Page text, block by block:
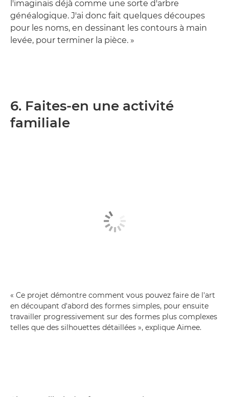
l'imaginais déjà comme une sorte d'arbre
généalogique. J'ai donc fait quelques découpes
pour les noms, en dessinant les contours à main
levée, pour terminer la pièce. »
6. Faites-en une activité
familiale
« Ce projet démontre comment vous pouvez faire de l'art
en découpant d'abord des formes simples, pour ensuite
travailler progressivement sur des formes plus complexes
telles que des silhouettes détaillées », explique Aimee.